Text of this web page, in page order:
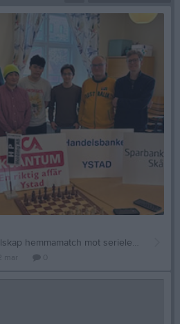
Idag hade Ystads Schacksällskap hemmamatch mot serieledarna Malmö AS. Som hade åtta raka segrar och behövde bara en remi för att kamma hem seriesegern. Ystads Schacksällskap behövde vinna för att bli etta i gruppen. Det var hårda partier. Nyckeln till segern var Leo, Markus och Anders. Som vann sina partier. Idag är jag väldigt stolt över att vara en del av Ystads Schacksällskap. Resultat Ystads Schacksällskap - Malmö AS II 5-3 Bordsresultat Det startade med Landskrona SK och fortsatte med Lunds SK och det slutade med Malmö AS. Starkt jobbat Ystads Schacksällsakp och grattis till seriesegern!